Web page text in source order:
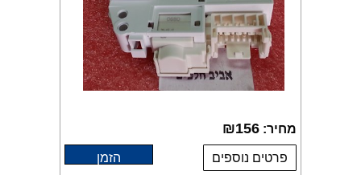
מחיר: ₪156
פרטים נוספים הזמן